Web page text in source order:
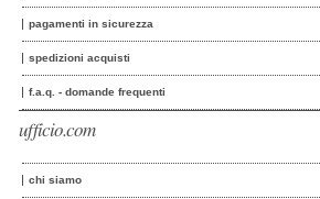
pagamenti in sicurezza
spedizioni acquisti
f.a.q. - domande frequenti
ufficio.com
chi siamo